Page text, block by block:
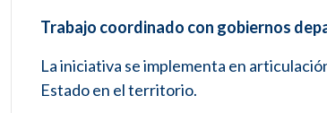
Trabajo coordinado con gobiernos
La iniciativa se implementa en
Estado en el territorio.